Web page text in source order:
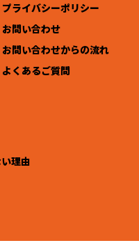
プライバシーポリシー
お問い合わせ
お問い合わせからの流れ
よくあるご質問
理由